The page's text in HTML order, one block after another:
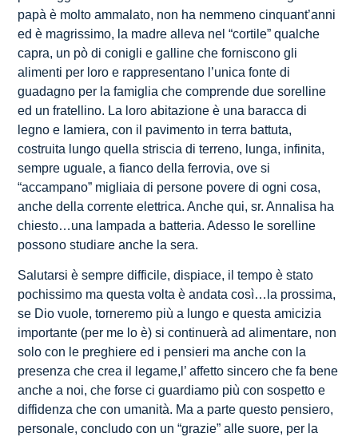
papà è molto ammalato, non ha nemmeno cinquant’anni
ed è magrissimo, la madre alleva nel “cortile” qualche
capra, un pò di conigli e galline che forniscono gli
alimenti per loro e rappresentano l’unica fonte di
guadagno per la famiglia che comprende due sorelline
ed un fratellino. La loro abitazione è una baracca di
legno e lamiera, con il pavimento in terra battuta,
costruita lungo quella striscia di terreno, lunga, infinita,
sempre uguale, a fianco della ferrovia, ove si
“accampano” migliaia di persone povere di ogni cosa,
anche della corrente elettrica. Anche qui, sr. Annalisa ha
chiesto…una lampada a batteria. Adesso le sorelline
possono studiare anche la sera.
Salutarsi è sempre difficile, dispiace, il tempo è stato
pochissimo ma questa volta è andata così…la prossima,
se Dio vuole, torneremo più a lungo e questa amicizia
importante (per me lo è) si continuerà ad alimentare, non
solo con le preghiere ed i pensieri ma anche con la
presenza che crea il legame,l’ affetto sincero che fa bene
anche a noi, che forse ci guardiamo più con sospetto e
diffidenza che con umanità. Ma a parte questo pensiero,
personale, concludo con un “grazie” alle suore, per la